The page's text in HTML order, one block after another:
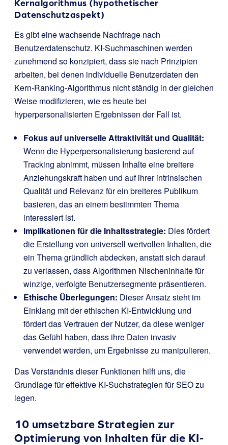
Kernalgorithmus (hypothetischer
Datenschutzaspekt)
Es gibt eine wachsende Nachfrage nach
Benutzerdatenschutz. KI-Suchmaschinen werden
zunehmend so konzipiert, dass sie nach Prinzipien
arbeiten, bei denen individuelle Benutzerdaten den
Kern-Ranking-Algorithmus nicht ständig in der gleichen
Weise modifizieren, wie es heute bei
hyperpersonalisierten Ergebnissen der Fall ist.
Fokus auf universelle Attraktivität und Qualität:
Wenn die Hyperpersonalisierung basierend auf
Tracking abnimmt, müssen Inhalte eine breitere
Anziehungskraft haben und auf ihrer intrinsischen
Qualität und Relevanz für ein breiteres Publikum
basieren, das an einem bestimmten Thema
interessiert ist.
Implikationen für die Inhaltsstrategie: Dies fördert
die Erstellung von universell wertvollen Inhalten, die
ein Thema gründlich abdecken, anstatt sich darauf
zu verlassen, dass Algorithmen Nischeninhalte für
winzige, verfolgte Benutzersegmente präsentieren.
Ethische Überlegungen: Dieser Ansatz steht im
Einklang mit der ethischen KI-Entwicklung und
fördert das Vertrauen der Nutzer, da diese weniger
das Gefühl haben, dass ihre Daten invasiv
verwendet werden, um Ergebnisse zu manipulieren.
Das Verständnis dieser Funktionen hilft uns, die
Grundlage für effektive KI-Suchstrategien für SEO zu
legen.
10 umsetzbare Strategien zur
Optimierung von Inhalten für die KI-